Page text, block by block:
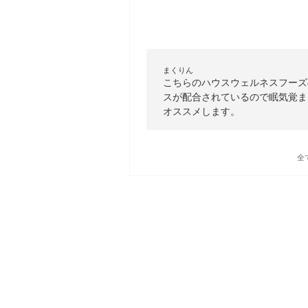
まくりん
こちらのハウスウェルネスフー
スが配合されているので眠気覚
オススメします。
全